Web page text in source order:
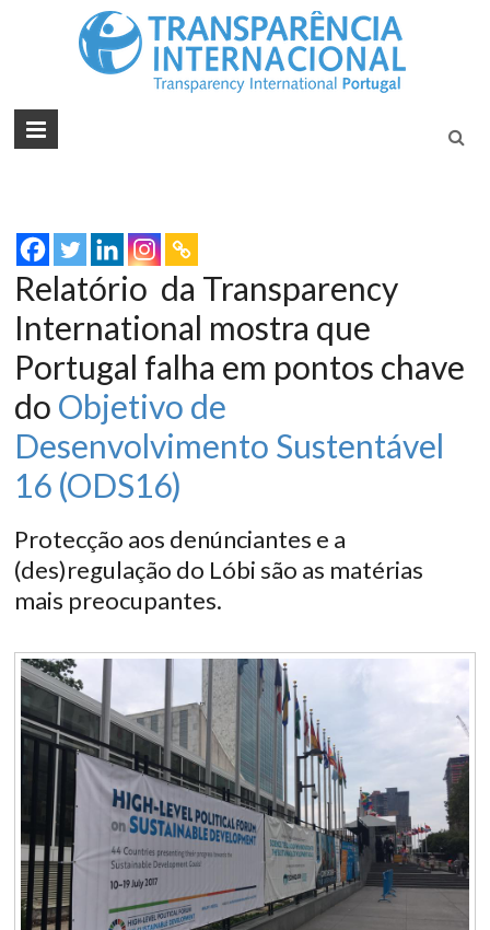
Relatório da Transparency
International mostra que
Portugal falha em pontos chave
do Objetivo de
Desenvolvimento Sustentável
16 (ODS16)
Protecção aos denúnciantes e a
(des)regulação do Lóbi são as matérias
mais preocupantes.